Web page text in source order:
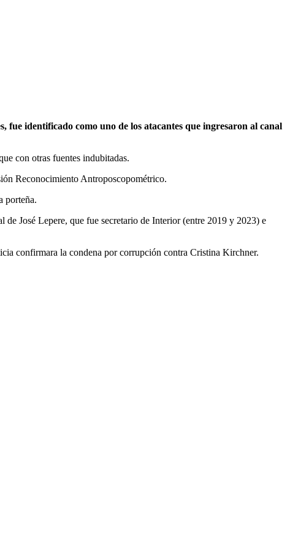
identificado como uno de los atacantes que ingresaron al canal
con otras fuentes indubitadas.
Reconocimiento Antroposcopométrico.
porteña.
de José Lepere, que fue secretario de Interior (entre 2019 y 2023) e
confirmara la condena por corrupción contra Cristina Kirchner.